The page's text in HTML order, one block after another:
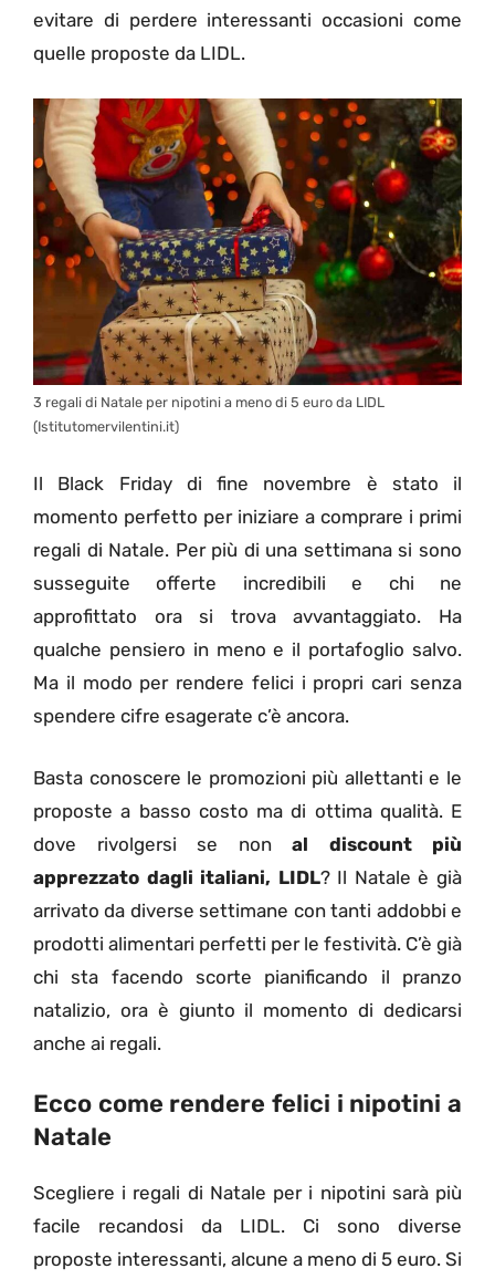
evitare di perdere interessanti occasioni come
quelle proposte da LIDL.
3 regali di Natale per nipotini a meno di 5 euro da LIDL
(Istitutomervilentini.it)
Il Black Friday di fine novembre è stato il
momento perfetto per iniziare a comprare i primi
regali di Natale. Per più di una settimana si sono
susseguite offerte incredibili e chi ne
approfittato ora si trova avvantaggiato. Ha
qualche pensiero in meno e il portafoglio salvo.
Ma il modo per rendere felici i propri cari senza
spendere cifre esagerate c’è ancora.
Basta conoscere le promozioni più allettanti e le
proposte a basso costo ma di ottima qualità. E
dove rivolgersi se nonal discount più
apprezzato dagli italiani, LIDL? Il Natale è già
arrivato da diverse settimane con tanti addobbi e
prodotti alimentari perfetti per le festività. C’è già
chi sta facendo scorte pianificando il pranzo
natalizio, ora è giunto il momento di dedicarsi
anche ai regali.
Ecco come rendere felici i nipotini a
Natale
Scegliere i regali di Natale per i nipotini sarà più
facile recandosi da LIDL. Ci sono diverse
proposte interessanti, alcune a meno di 5 euro. Si